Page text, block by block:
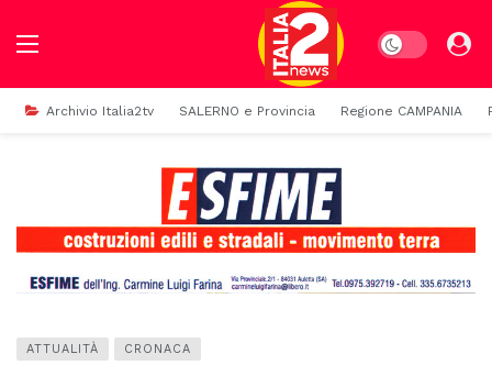
Dark mode
Archivio Italia2tv SALERNO e Provincia Regione CAMPANIA
ATTUALITÀ CRONACA